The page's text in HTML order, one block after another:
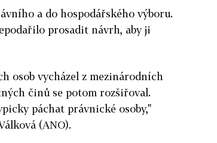
a do hospodářského výboru.
prosadit návrh, aby ji
osob vycházel z mezinárodních
činů se potom rozšiřoval.
páchat právnické osoby,"
(ANO).